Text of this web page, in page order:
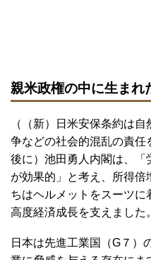
親米政権の中に生まれ
（（新）日米安保条約は
争などの社会的混乱の責任
後に）池田勇人内閣は、
が効果的」と考え、所得倍
ちはヘルメットをスーツに
高度経済成長を支えました。
日本は先進工業国（G７）